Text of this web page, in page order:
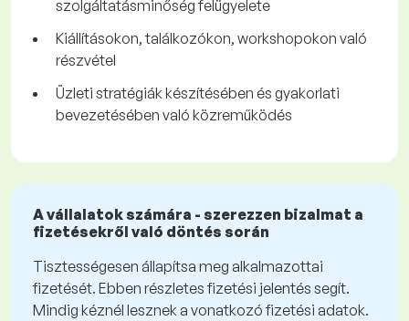
szolgáltatásminőség felügyelete
Kiállításokon, találkozókon, workshopokon való
részvétel
Üzleti stratégiák készítésében és gyakorlati
bevezetésében való közreműködés
A vállalatok számára - szerezzen bizalmat a
fizetésekről való döntés során
Tisztességesen állapítsa meg alkalmazottai
fizetését. Ebben részletes fizetési jelentés segít.
Mindig kéznél lesznek a vonatkozó fizetési adatok.